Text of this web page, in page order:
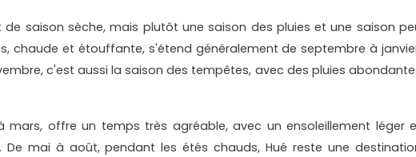
saison sèche, mais plutôt une saison des pluies et une saison
chaude et étouffante, s'étend généralement de septembre à
c'est aussi la saison des tempêtes, avec des pluies
mars, offre un temps très agréable, avec un ensoleillement léger
mai à août, pendant les étés chauds, Hué reste une